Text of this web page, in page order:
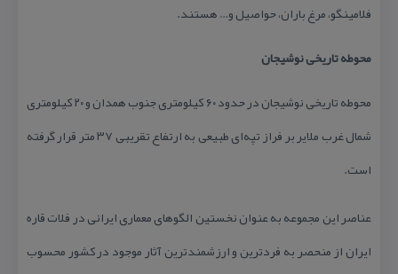
فلامینگو، مرغ باران، حواصیل و… هستند.
محوطه تاریخی نوشیجان
محوطه تاریخی نوشیجان در حدود ۶۰ كیلومتری جنوب همدان و ۲۰ كیلومتری
شمال غرب ملایر بر فراز تپه‌‌ای طبیعی به ارتفاع تقریبی ۳۷ متر قرار گرفته
است.
عناصر این مجموعه به عنوان نخستین الگوهای معماری ایرانی در فلات قاره
ایران از منحصر به فردترین و ارزشمندترین آثار موجود در كشور محسوب